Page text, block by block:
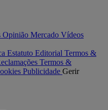
Opinião Mercado Vídeos
Estatuto Editorial Termos &
Termos &
Publicidade Gerir